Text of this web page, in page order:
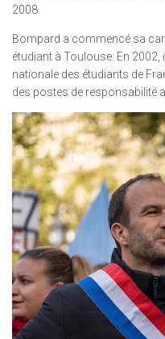
2008.
Bompard a commencé sa
étudiant à Toulouse. En 2002,
nationale des étudiants de
des postes de responsabilité